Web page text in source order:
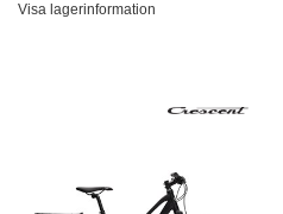
Visa lagerinformation